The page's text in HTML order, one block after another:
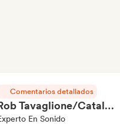
Comentarios detallados
Rob Tavaglione/Catalyst Recording
En Sonido